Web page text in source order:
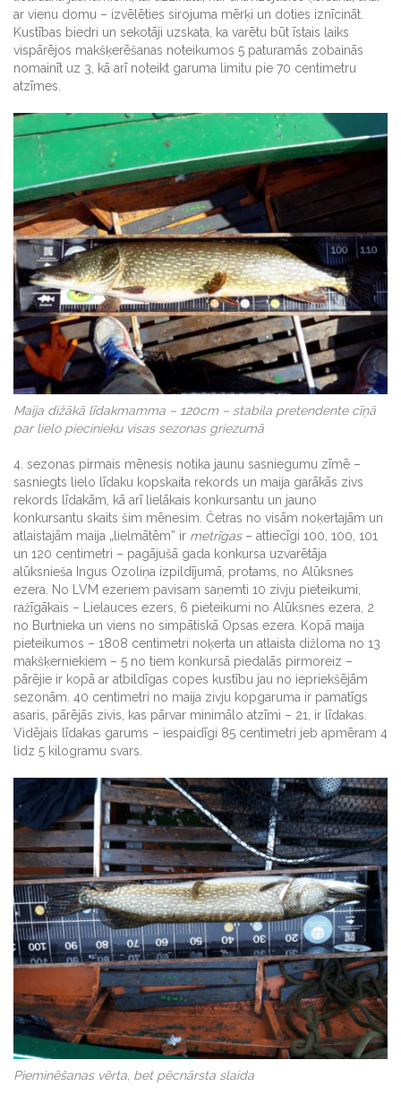
ar vienu domu – izvēlēties sirojuma mērķi un doties iznīcināt.
Kustības biedri un sekotāji uzskata, ka varētu būt īstais laiks
vispārējos makšķerēšanas noteikumos 5 paturamās zobainās
nomainīt uz 3, kā arī noteikt garuma limitu pie 70 centimetru
atzīmes.
Maija dižākā līdakmamma – 120cm – stabila pretendente cīņā
par lielo piecinieku visas sezonas griezumā
4. sezonas pirmais mēnesis notika jaunu sasniegumu zīmē –
sasniegts lielo līdaku kopskaita rekords un maija garākās zivs
rekords līdakām, kā arī lielākais konkursantu un jauno
konkursantu skaits šim mēnesim. Četras no visām noķertajām un
atlaistajām maija „lielmātēm” ir metrīgas– attiecīgi 100, 100, 101
un 120 centimetri – pagājušā gada konkursa uzvarētāja
alūksnieša Ingus Ozoliņa izpildījumā, protams, no Alūksnes
ezera. No LVM ezeriem pavisam saņemti 10 zivju pieteikumi,
ražīgākais – Lielauces ezers, 6 pieteikumi no Alūksnes ezera, 2
no Burtnieka un viens no simpātiskā Opsas ezera. Kopā maija
pieteikumos – 1808 centimetri noķerta un atlaista dižloma no 13
makšķerniekiem – 5 no tiem konkursā piedalās pirmoreiz –
pārējie ir kopā ar atbildīgas copes kustību jau no iepriekšējām
sezonām. 40 centimetri no maija zivju kopgaruma ir pamatīgs
asaris, pārējās zivis, kas pārvar minimālo atzīmi – 21, ir līdakas.
Vidējais līdakas garums – iespaidīgi 85 centimetri jeb apmēram 4
lidz 5 kilogramu svars.
Pieminēšanas vērta, bet pēcnārsta slaida